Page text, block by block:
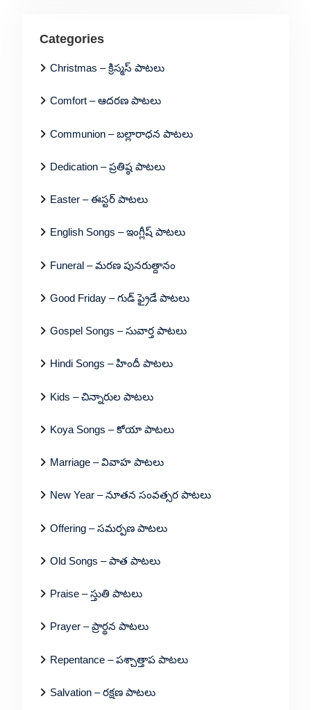
Categories
Christmas – క్రిస్మస్ పాటలు
Comfort – ఆదరణ పాటలు
Communion – బల్లారాధన పాటలు
Dedication – ప్రతిష్ఠ పాటలు
Easter – ఈస్టర్ పాటలు
English Songs – ఇంగ్లీష్ పాటలు
Funeral – మరణ పునరుత్దానం
Good Friday – గుడ్ ఫ్రైడే పాటలు
Gospel Songs – సువార్త పాటలు
Hindi Songs – హిందీ పాటలు
Kids – చిన్నారుల పాటలు
Koya Songs – కోయా పాటలు
Marriage – వివాహ పాటలు
New Year – నూతన సంవత్సర పాటలు
Offering – సమర్పణ పాటలు
Old Songs – పాత పాటలు
Praise – స్తుతి పాటలు
Prayer – ప్రార్థన పాటలు
Repentance – పశ్చాత్తాప పాటలు
Salvation – రక్షణ పాటలు